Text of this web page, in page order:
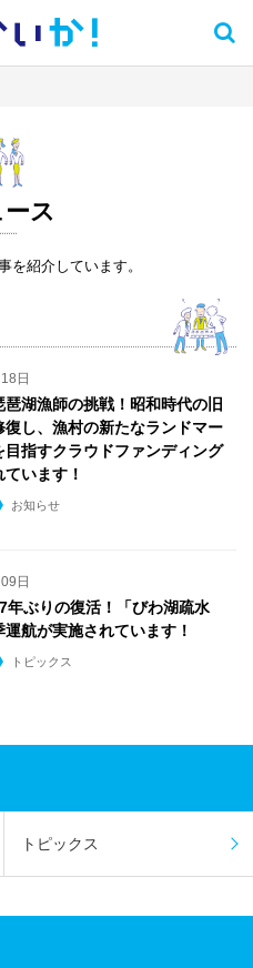
い か！
ス
を紹介しています。
日
琶湖漁師の挑戦！昭和時代の旧
復し、漁村の新たなランドマー
目指すクラウドファンディング
います！
お知らせ
日
年ぶりの復活！「びわ湖疏水
航が実施されています！
トピックス
トピックス